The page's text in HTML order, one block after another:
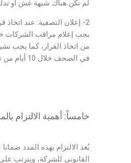
لم تكن هناك شبهة غش أو
2- إعلان التصفية: عند اتخاذ
يجب إعلام مراقب الشركات
من اتخاذ القرار، كما يجب
في الصحف خلال 10 أيام من تعيين المصفي.
خامساً: أهمية الالتزام
يُعد الالتزام بهذه المدد
القانوني للشركة، ويترتب على